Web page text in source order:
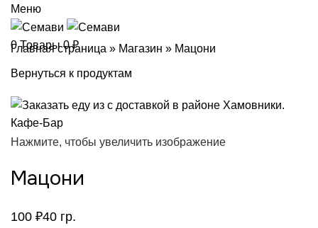
Меню
0Товары 0₽
Главная страница » Магазин » Мацони
Вернуться к продуктам
Нажмите, чтобы увеличить изображение
Мацони
100 ₽40 гр.